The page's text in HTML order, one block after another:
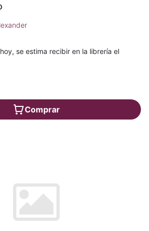
se estima recibir en la librería el
Comprar